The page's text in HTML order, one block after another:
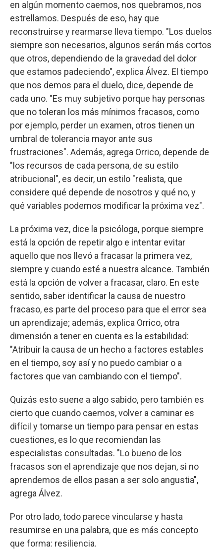
en algún momento caemos, nos quebramos, nos
estrellamos. Después de eso, hay que
reconstruirse y rearmarse lleva tiempo. "Los duelos
siempre son necesarios, algunos serán más cortos
que otros, dependiendo de la gravedad del dolor
que estamos padeciendo", explica Álvez. El tiempo
que nos demos para el duelo, dice, depende de
cada uno. "Es muy subjetivo porque hay personas
que no toleran los más mínimos fracasos, como
por ejemplo, perder un examen, otros tienen un
umbral de tolerancia mayor ante sus
frustraciones". Además, agrega Orrico, depende de
"los recursos de cada persona, de su estilo
atribucional", es decir, un estilo "realista, que
considere qué depende de nosotros y qué no, y
qué variables podemos modificar la próxima vez".
La próxima vez, dice la psicóloga, porque siempre
está la opción de repetir algo e intentar evitar
aquello que nos llevó a fracasar la primera vez,
siempre y cuando esté a nuestra alcance. También
está la opción de volver a fracasar, claro. En este
sentido, saber identificar la causa de nuestro
fracaso, es parte del proceso para que el error sea
un aprendizaje; además, explica Orrico, otra
dimensión a tener en cuenta es la estabilidad:
"Atribuir la causa de un hecho a factores estables
en el tiempo, soy así y no puedo cambiar o a
factores que van cambiando con el tiempo".
Quizás esto suene a algo sabido, pero también es
cierto que cuando caemos, volver a caminar es
difícil y tomarse un tiempo para pensar en estas
cuestiones, es lo que recomiendan las
especialistas consultadas. "Lo bueno de los
fracasos son el aprendizaje que nos dejan, si no
aprendemos de ellos pasan a ser solo angustia",
agrega Álvez.
Por otro lado, todo parece vincularse y hasta
resumirse en una palabra, que es más concepto
que forma: resiliencia.